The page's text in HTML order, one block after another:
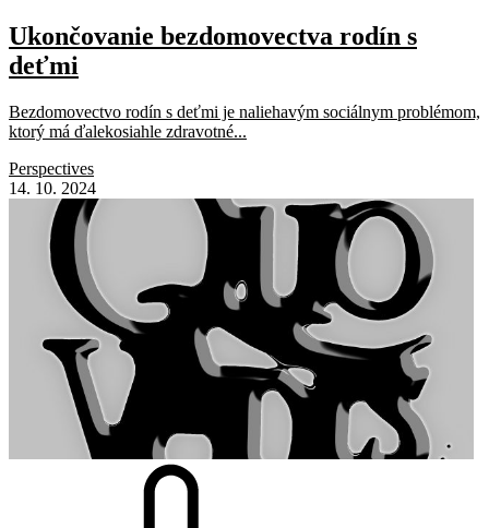
Ukončovanie bezdomovectva rodín s
deťmi
Bezdomovectvo rodín s deťmi je naliehavým sociálnym problémom,
ktorý má ďalekosiahle zdravotné...
Perspectives
14. 10. 2024